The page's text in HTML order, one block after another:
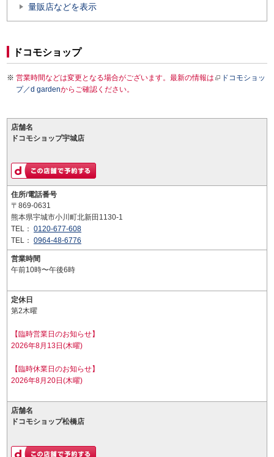
量販店などを表示
ドコモショップ
営業時間などは変更となる場合がございます。最新の情報は
ドコモショッ
プ／d gardenからご確認ください。
店舗名
ドコモショップ宇城店
住所/電話番号
〒869-0631
熊本県宇城市小川町北新田1130-1
TEL： 0120-677-608
TEL： 0964-48-6776
営業時間
午前10時〜午後6時
定休日
第2木曜
【臨時営業日のお知らせ】
2026年8月13日(木曜)
【臨時休業日のお知らせ】
2026年8月20日(木曜)
店舗名
ドコモショップ松橋店